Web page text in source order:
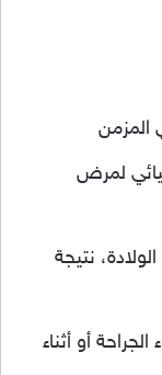
المزمن
لمرض
نتيجة
أو أثناء